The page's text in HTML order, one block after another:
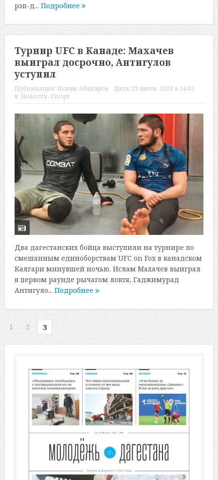
рэп-д... Подробнее
Турнир UFC в Канаде: Махачев
выиграл досрочно, Антигулов
уступил
Публикация: Ислам Абакаров Дата: 29 июля, 2018 в 14:05
в: Новости, Спорт
Два дагестанских бойца выступили на турнире по
смешанным единоборствам UFC on Fox в канадском
Калгари минувшей ночью. Ислам Махачев выиграл
в первом раунде рычагом локтя, Гаджимурад
Антигуло... Подробнее
1 2 3